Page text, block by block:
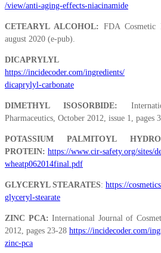
/view/anti-aging-effects-niacinamide
CETEARYL ALCOHOL: FDA Cosmetic
august 2020 (e-pub).
DICAPRYLYL
https://incidecoder.com/ingredients/
dicaprylyl-carbonate
DIMETHYL ISOSORBIDE:
Pharmaceutics, October 2012, issue 1, pages
POTASSIUM PALMITOYL
PROTEIN: https://www.cir-safety.org/sites/
wheatp062014final.pdf
GLYCERYL STEARATES: https://
glyceryl-stearate
ZINC PCA: International Journal of
2012, pages 23-28 https://incidecoder.com/
zinc-pca